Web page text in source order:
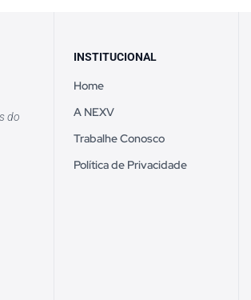
do
INSTITUCIONAL
Home
A NEXV
Trabalhe Conosco
Política de Privacidade